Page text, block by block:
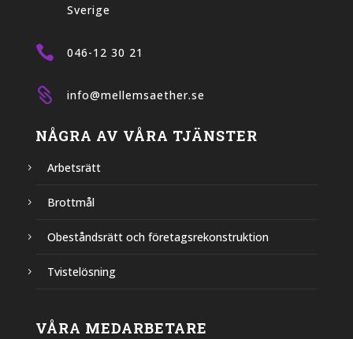
Sverige
 046-12 30 21
 info@mellemsaether.se
NÅGRA AV VÅRA TJÄNSTER
Arbetsrätt
Brottmål
Obeståndsrätt och företagsrekonstruktion
Tvistelösning
VÅRA MEDARBETARE